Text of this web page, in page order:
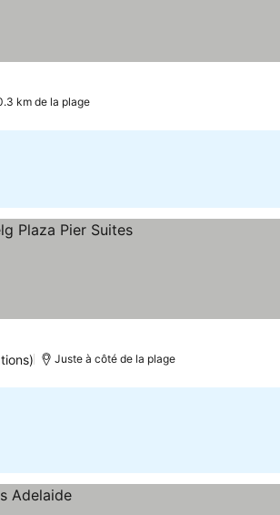
km de la plage
Juste à côté de la plage